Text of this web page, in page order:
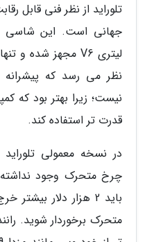
تلوراید از نظر فنی قابل
نظر می رسد که پیشرانه
نیست؛ زیرا بهتر بود که
قدرت تر استفاده کند.
در نسخه معمولی
چرخ متحرک وجود نداشته
باید 2 هزار دلار
متحرک برخوردار شوید.